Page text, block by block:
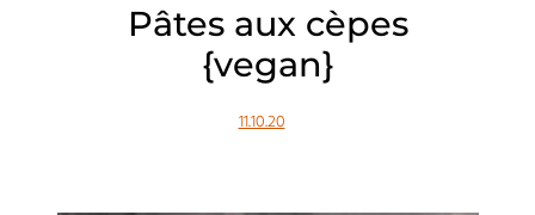
Pâtes aux cèpes
{vegan}
11.10.20